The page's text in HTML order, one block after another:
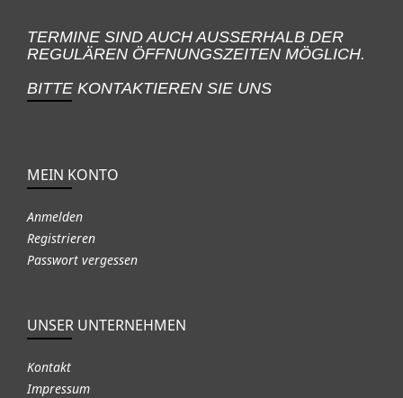
TERMINE SIND AUCH AUSSERHALB DER
REGULÄREN ÖFFNUNGSZEITEN MÖGLICH.
BITTE KONTAKTIEREN SIE UNS
MEIN KONTO
Anmelden
Registrieren
Passwort vergessen
UNSER UNTERNEHMEN
Kontakt
Impressum